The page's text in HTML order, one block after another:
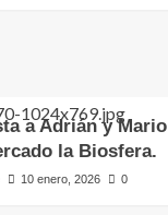
a Adrián y Mario
la Biosfera.
10 enero, 2026 0